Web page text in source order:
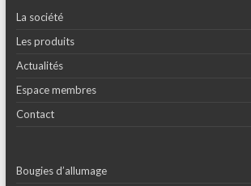
La société
Les produits
Actualités
Espace membres
Contact
Bougies d’allumage